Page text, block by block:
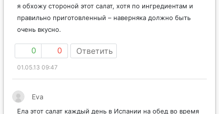
я обхожу стороной этот салат, хотя по ингредиентам и
правильно приготовленный – наверняка должно быть
очень вкусно.
0 0 Ответить
01.05.13 09:47
Eva
Ела этот салат каждый день в Испании на обед во время